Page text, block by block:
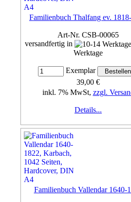
Familienbuch Thalfang ev.
Art-Nr. CSB-00065
versandfertig in
Werktage
Exemplar
39,00 €
inkl. 7% MwSt, zzgl.
Details...
Familienbuch Vallendar 1640-